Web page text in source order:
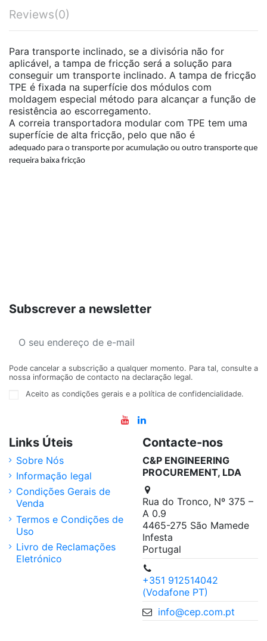
Reviews(0)
Para transporte inclinado, se a divisória não for
aplicável, a tampa de fricção será a solução para
conseguir um transporte inclinado. A tampa de fricção
TPE é fixada na superfície dos módulos com
moldagem especial método para alcançar a função de
resistência ao escorregamento.
A correia transportadora modular com TPE tem uma
superfície de alta fricção, pelo que não é
adequado para o transporte por acumulação ou outro transporte que
requeira baixa fricção
Subscrever a newsletter
Pode cancelar a subscrição a qualquer momento. Para tal, consulte a
nossa informação de contacto na declaração legal.
Aceito as condições gerais e a política de confidencialidade.
Links Úteis
Sobre Nós
Informação legal
Condições Gerais de
Venda
Termos e Condições de
Uso
Livro de Reclamações
Eletrónico
Contacte-nos
C&P ENGINEERING
PROCUREMENT, LDA
Rua do Tronco, Nº 375 –
A 0.9
4465-275 São Mamede
Infesta
Portugal
+351 912514042
(Vodafone PT)
info@cep.com.pt